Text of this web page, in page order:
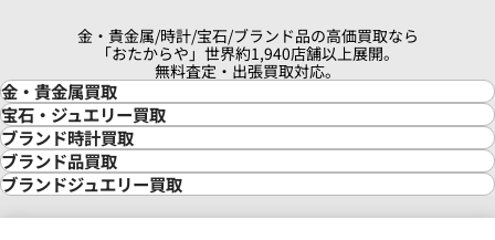
金・貴金属/時計/宝石/ブランド品の高価買取なら
「おたからや」世界約1,940店舗以上展開。
無料査定・出張買取対応。
金・貴金属買取
金買取
金の相場価格情報
金の参考買取価格一覧
インゴット買取
インゴットの相場価格情報
24金買取
宝石・ジュエリー買取
宝石・ジュエリー買取
ダイヤモンド買取
ダイヤモンド・宝石の参考価格一覧
リング・結婚指輪買取
エメラルド買取
ブランド時計買取
時計買取
ロレックス買取
ロレックス デイトナ買取
ロレックス サブマリーナー買取
ブランド品買取
ブランド買取
ブランドジュエリー買取